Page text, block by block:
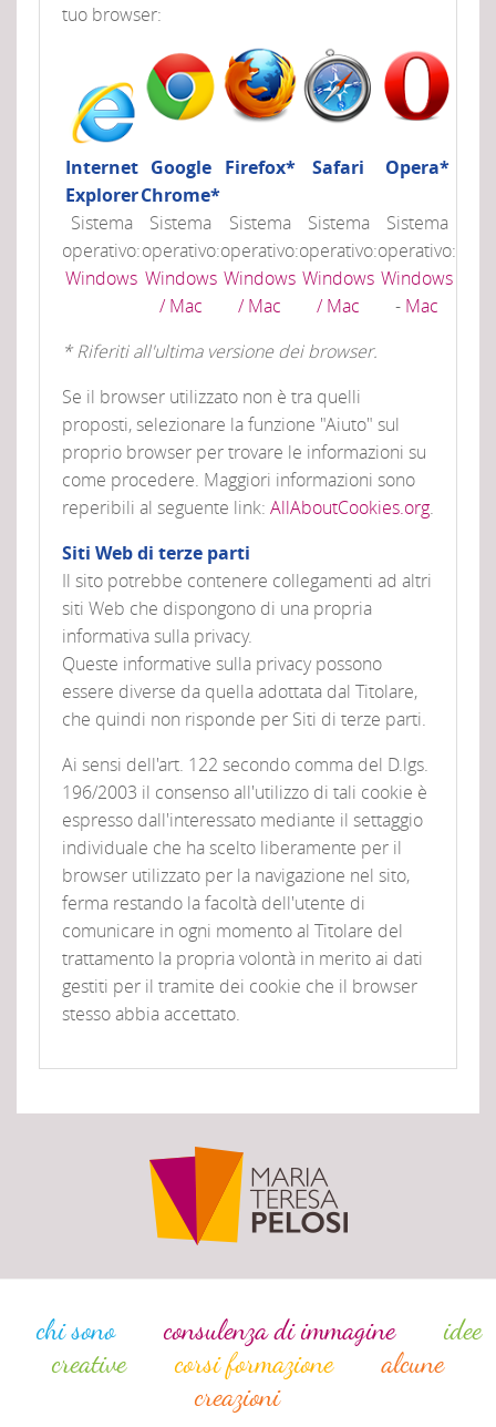
tuo browser:
Internet
Explorer
Google
Chrome*
Firefox* Safari Opera*
Sistema
operativo:
Windows
Sistema
operativo:
Windows
/ Mac
Sistema
operativo:
Windows
/ Mac
Sistema
operativo:
Windows
/ Mac
Sistema
operativo:
Windows
- Mac
* Riferiti all'ultima versione dei browser.
Se il browser utilizzato non è tra quelli
proposti, selezionare la funzione "Aiuto" sul
proprio browser per trovare le informazioni su
come procedere. Maggiori informazioni sono
reperibili al seguente link: AllAboutCookies.org.
Siti Web di terze parti
Il sito potrebbe contenere collegamenti ad altri
siti Web che dispongono di una propria
informativa sulla privacy.
Queste informative sulla privacy possono
essere diverse da quella adottata dal Titolare,
che quindi non risponde per Siti di terze parti.
Ai sensi dell'art. 122 secondo comma del D.lgs.
196/2003 il consenso all'utilizzo di tali cookie è
espresso dall'interessato mediante il settaggio
individuale che ha scelto liberamente per il
browser utilizzato per la navigazione nel sito,
ferma restando la facoltà dell'utente di
comunicare in ogni momento al Titolare del
trattamento la propria volontà in merito ai dati
gestiti per il tramite dei cookie che il browser
stesso abbia accettato.
chi sono consulenza di immagine
idee
creative
corsi formazione
alcune
creazioni